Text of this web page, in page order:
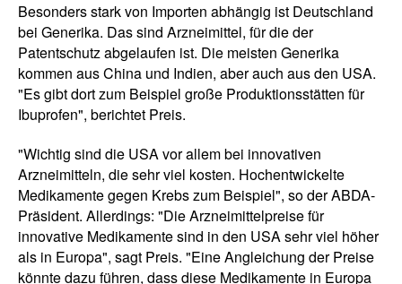
Besonders stark von Importen abhängig ist Deutschland
bei Generika. Das sind Arzneimittel, für die der
Patentschutz abgelaufen ist. Die meisten Generika
kommen aus China und Indien, aber auch aus den USA.
"Es gibt dort zum Beispiel große Produktionsstätten für
Ibuprofen", berichtet Preis.
"Wichtig sind die USA vor allem bei innovativen
Arzneimitteln, die sehr viel kosten. Hochentwickelte
Medikamente gegen Krebs zum Beispiel", so der ABDA-
Präsident. Allerdings: "Die Arzneimittelpreise für
innovative Medikamente sind in den USA sehr viel höher
als in Europa", sagt Preis. "Eine Angleichung der Preise
könnte dazu führen, dass diese Medikamente in Europa